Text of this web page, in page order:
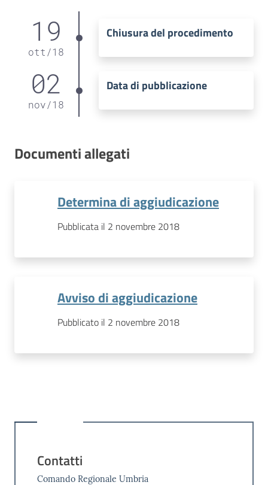
19
ott /18
Chiusura del procedimento
02
nov/18
Data di pubblicazione
Documenti allegati
Determina di aggiudicazione
Pubblicata il 2 novembre 2018
Avviso di aggiudicazione
Pubblicato il 2 novembre 2018
Contatti
Comando Regionale Umbria